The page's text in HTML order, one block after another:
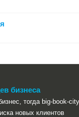
бизнеса
тогда big-book-
новых клиентов